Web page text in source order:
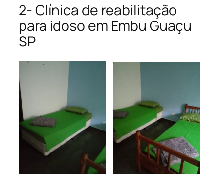
2- Clínica de reabilitação
para idoso em Embu Guaçu
SP